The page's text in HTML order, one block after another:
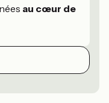
au cœur de